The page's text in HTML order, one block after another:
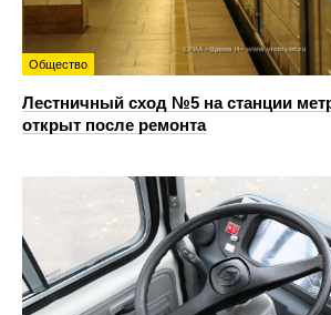
Общество
Лестничный сход №5 на станции
открыт после ремонта